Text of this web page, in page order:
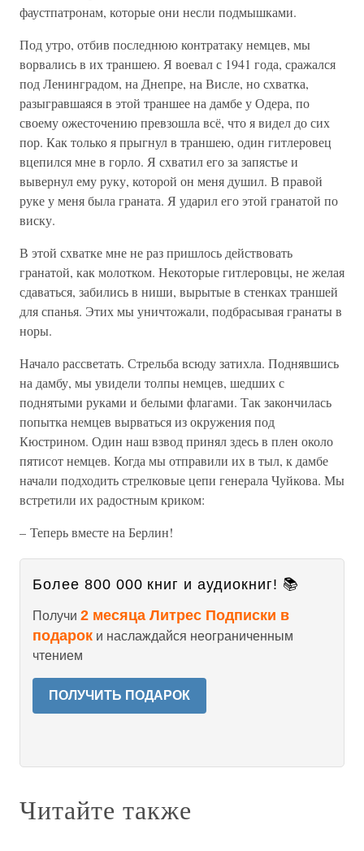
фаустпатронам, которые они несли подмышками.
Под утро, отбив последнюю контратаку немцев, мы
ворвались в их траншею. Я воевал с 1941 года, сражался
под Ленинградом, на Днепре, на Висле, но схватка,
разыгравшаяся в этой траншее на дамбе у Одера, по
своему ожесточению превзошла всё, что я видел до сих
пор. Как только я прыгнул в траншею, один гитлеровец
вцепился мне в горло. Я схватил его за запястье и
вывернул ему руку, которой он меня душил. В правой
руке у меня была граната. Я ударил его этой гранатой по
виску.
В этой схватке мне не раз пришлось действовать
гранатой, как молотком. Некоторые гитлеровцы, не желая
сдаваться, забились в ниши, вырытые в стенках траншей
для спанья. Этих мы уничтожали, подбрасывая гранаты в
норы.
Начало рассветать. Стрельба всюду затихла. Поднявшись
на дамбу, мы увидели толпы немцев, шедших с
поднятыми руками и белыми флагами. Так закончилась
попытка немцев вырваться из окружения под
Кюстрином. Один наш взвод принял здесь в плен около
пятисот немцев. Когда мы отправили их в тыл, к дамбе
начали подходить стрелковые цепи генерала Чуйкова. Мы
встретили их радостным криком:
– Теперь вместе на Берлин!
Более 800 000 книг и аудиокниг! 📚
Получи 2 месяца Литрес Подписки в
подарок и наслаждайся неограниченным
чтением
ПОЛУЧИТЬ ПОДАРОК
Читайте также